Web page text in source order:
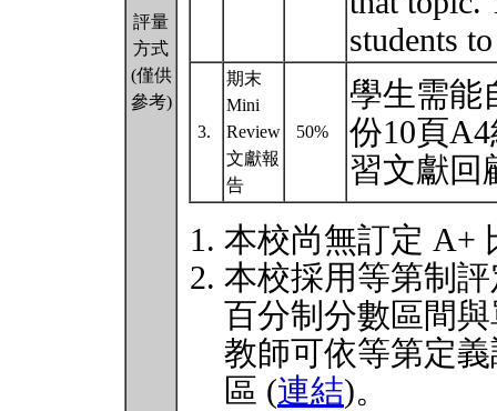
評量
方式
(僅供
參考)
students
3.
期末
Mini
Review
文獻報
告
50%
學生需能
份10頁
習文獻回
本校尚無訂定 A+
本校採用等第制
百分制分數區間
教師可依等第定
區 (連結)。